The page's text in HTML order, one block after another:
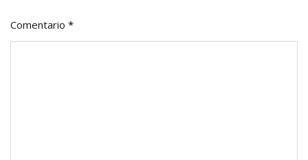
Comentario *